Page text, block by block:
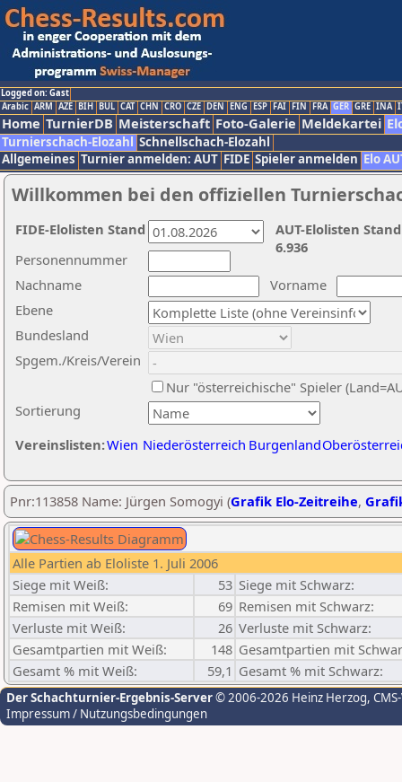
Logged on: Gast
Arabic ARM AZE BIH BUL CAT CHN CRO CZE DEN ENG ESP FAI FIN FRA GER GRE INA
Home TurnierDB Meisterschaft Foto-Galerie Meldekartei
Turnierschach-Elozahl Schnellschach-Elozahl
Allgemeines Turnier anmelden: AUT FIDE Spieler anmelden Elo
Willkommen bei den offiziellen
Nachname
Vorname
Ebene
Sortierung
Personennummer
Bundesland
Spgem./Kreis/Verein
Nur "österreichische" Spieler
Vereinslisten:Wien Niederösterreich Burgenland
AUT-Elolisten
6.936
FIDE-Elolisten Stand
Pnr:113858 Name: Jürgen Somogyi (Grafik Elo-Zeitreihe,
Alle Partien ab Eloliste 1. Juli 2006
Siege mit Weiß:
53 Siege mit Schwarz:
Remisen mit Weiß:
69 Remisen mit Schwarz:
Verluste mit Weiß:
26 Verluste mit Schwarz:
Gesamtpartien mit Weiß:
148 Gesamtpartien mit
Gesamt % mit Weiß:
59,1 Gesamt % mit Schwarz:
Der Schachturnier-Ergebnis-Server© 2006-2026 Heinz Herzog,
Impressum / Nutzungsbedingungen